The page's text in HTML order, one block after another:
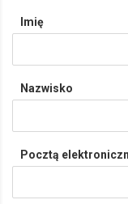
Imię
Nazwisko
Pocztą